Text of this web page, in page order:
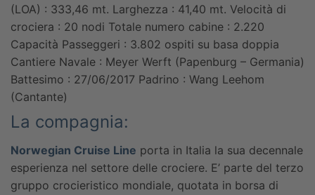
(LOA) : 333,46 mt. Larghezza : 41,40 mt. Velocità di
crociera : 20 nodi Totale numero cabine : 2.220
Capacità Passeggeri : 3.802 ospiti su basa doppia
Cantiere Navale : Meyer Werft (Papenburg – Germania)
Battesimo : 27/06/2017 Padrino : Wang Leehom
(Cantante)
La compagnia:
Norwegian Cruise Line porta in Italia la sua decennale
esperienza nel settore delle crociere. E’ parte del terzo
gruppo crocieristico mondiale, quotata in borsa di